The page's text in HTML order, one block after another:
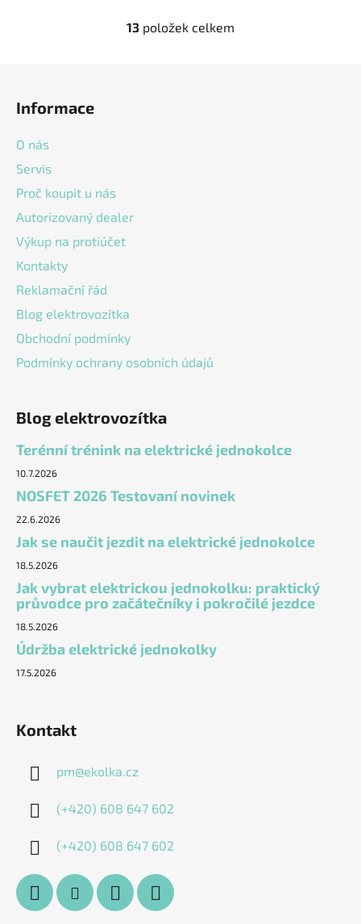
O
u
13 položek celkem
Informace
O nás
Servis
Proč koupit u nás
Autorizovaný dealer
Výkup na protiúčet
Kontakty
Reklamační řád
Blog elektrovozítka
Obchodní podmínky
Podmínky ochrany osobních údajů
Blog elektrovozítka
Terénní trénink na elektrické jednokolce
10.7.2026
NOSFET 2026 Testovaní novinek
22.6.2026
Jak se naučit jezdit na elektrické jednokolce
18.5.2026
Jak vybrat elektrickou jednokolku: praktický
průvodce pro začátečníky i pokročilé jezdce
18.5.2026
Údržba elektrické jednokolky
17.5.2026
Kontakt
pm@ekolka.cz
(+420) 608 647 602
(+420) 608 647 602